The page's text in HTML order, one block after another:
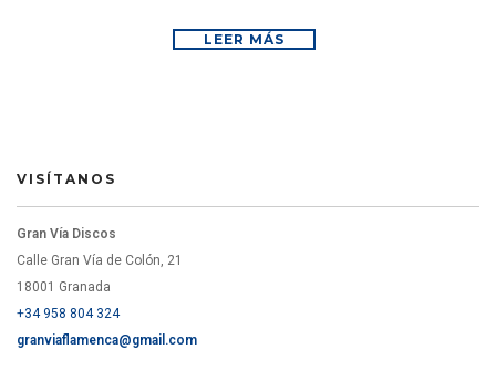
LEER MÁS
VISÍTANOS
Gran Vía Discos
Calle Gran Vía de Colón, 21
18001 Granada
+34 958 804 324
granviaflamenca@gmail.com